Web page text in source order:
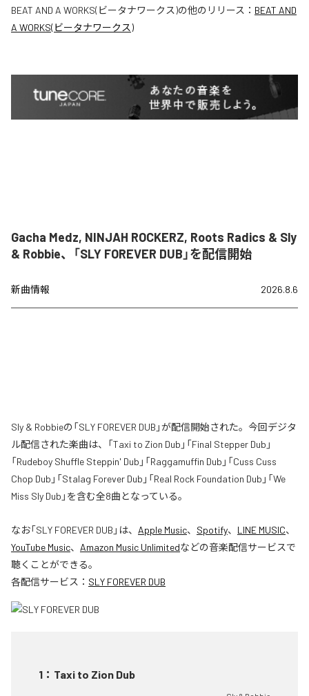
BEAT AND A WORKS(ビータナワークス)の他のリリース： BEAT AND
A WORKS(ビータナワークス)
Gacha Medz, NINJAH ROCKERZ, Roots Radics & Sly
& Robbie、「SLY FOREVER DUB」を配信開始
新曲情報 2026.8.6
Sly & Robbieの「SLY FOREVER DUB」が配信開始された。今回デジタ
ル配信された楽曲は、「Taxi to Zion Dub」「Final Stepper Dub」
「Rudeboy Shuffle Steppin' Dub」「Raggamuffin Dub」「Cuss Cuss
Chop Dub」「Stalag Forever Dub」「Real Rock Foundation Dub」「We
Miss Sly Dub」を含む全8曲となっている。
なお「SLY FOREVER DUB 」は、 Apple Music、 Spotify、 LINE MUSIC、
YouTube Music、 Amazon Music Unlimitedなどの音楽配信サービスで
聴くことができる。
各配信サービス： SLY FOREVER DUB
1 ： Taxi to Zion Dub